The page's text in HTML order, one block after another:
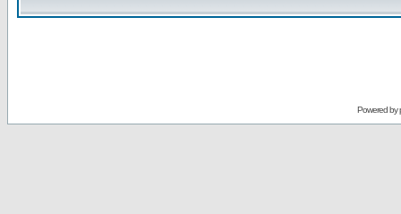
Powered by